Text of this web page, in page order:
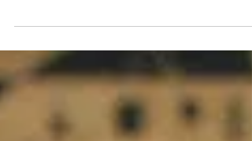
Big Band, do Conservatório Maestro Paulino. O
grupo, mantido pela Prefeitura de Ponta Grossa,
através da Secretaria Municipal de Cultura, trará
um repertório com clássicos do jazz, do swing e
grandes arranjos para big band. Sob comando do